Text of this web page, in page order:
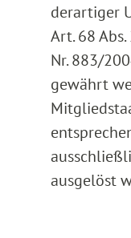
derartiger
Art. 68
Nr. 883/
gewährt
ausgelöst